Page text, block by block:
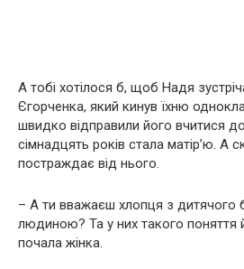
А тобі хотілося б, щоб Надя
Єгорченка, який кинув їхню
швидко відправили його вчитися до
сімнадцять років стала матір’ю. А
постраждає від нього.
– А ти вважаєш хлопця з дитячого
людиною? Та у них такого поняття
почала жінка.